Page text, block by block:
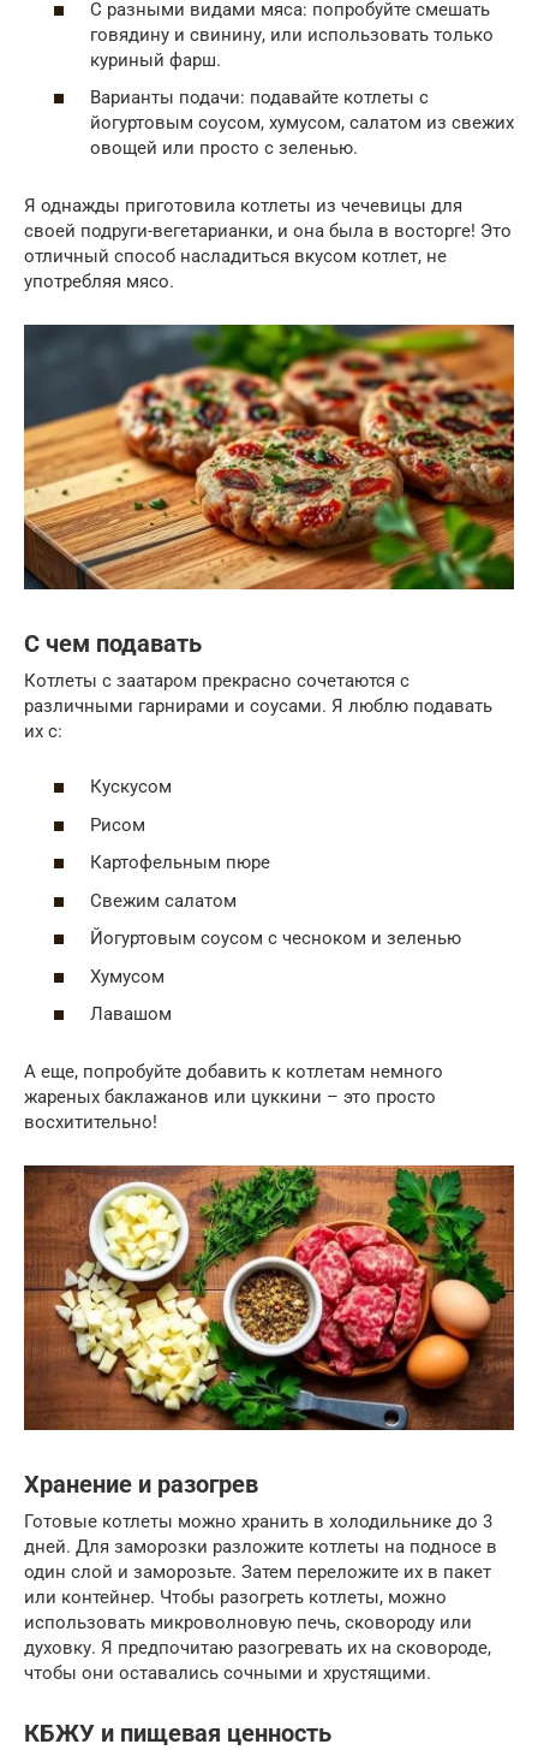
С разными видами мяса: попробуйте смешать
говядину и свинину, или использовать только
куриный фарш.
Варианты подачи: подавайте котлеты с
йогуртовым соусом, хумусом, салатом из свежих
овощей или просто с зеленью.
Я однажды приготовила котлеты из чечевицы для
своей подруги-вегетарианки, и она была в восторге! Это
отличный способ насладиться вкусом котлет, не
употребляя мясо.
С чем подавать
Котлеты с заатаром прекрасно сочетаются с
различными гарнирами и соусами. Я люблю подавать
их с:
Кускусом
Рисом
Картофельным пюре
Свежим салатом
Йогуртовым соусом с чесноком и зеленью
Хумусом
Лавашом
А еще, попробуйте добавить к котлетам немного
жареных баклажанов или цуккини – это просто
восхитительно!
Хранение и разогрев
Готовые котлеты можно хранить в холодильнике до 3
дней. Для заморозки разложите котлеты на подносе в
один слой и заморозьте. Затем переложите их в пакет
или контейнер. Чтобы разогреть котлеты, можно
использовать микроволновую печь, сковороду или
духовку. Я предпочитаю разогревать их на сковороде,
чтобы они оставались сочными и хрустящими.
КБЖУ и пищевая ценность